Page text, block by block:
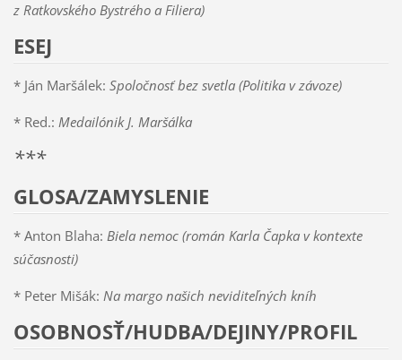
z Ratkovského Bystrého a Filiera)
ESEJ
* Ján Maršálek: Spoločnosť bez svetla (Politika v závoze)
* Red.: Medailónik J. Maršálka
***
GLOSA/ZAMYSLENIE
* Anton Blaha: Biela nemoc (román Karla Čapka v kontexte
súčasnosti)
* Peter Mišák: Na margo našich neviditeľných kníh
OSOBNOSŤ/HUDBA/DEJINY/PROFIL